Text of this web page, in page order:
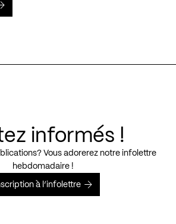
informés !
Vous adorerez notre infolettre
hebdomadaire !
à l’infolettre